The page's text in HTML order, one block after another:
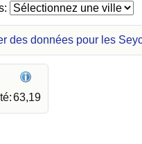
des données pour les
63,19